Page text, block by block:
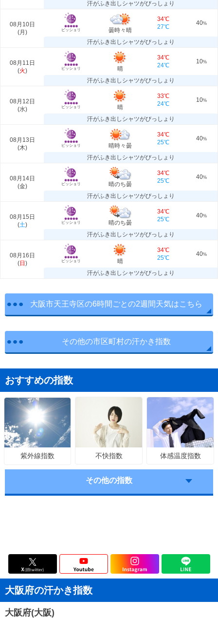
汗がふき出しシャツがびっしょり
08月10日
(月 ) ビッショリ 曇時々晴
34℃
27℃
40%
汗がふき出しシャツがびっしょり
08月11日
(火) ビッショリ 晴
34℃
24℃
10%
汗がふき出しシャツがびっしょり
08月12日
(水) ビッショリ 晴
33℃
24℃
10%
汗がふき出しシャツがびっしょり
08月13日
(木) ビッショリ 晴時々曇
34℃
25℃
40%
汗がふき出しシャツがびっしょり
08月14日
(金) ビッショリ 晴のち曇
34℃
25℃
40%
汗がふき出しシャツがびっしょり
08月15日
(土) ビッショリ 晴のち曇
34℃
25℃
40%
汗がふき出しシャツがびっしょり
08月16日
(日 ) ビッショリ 晴
34℃
25℃
40%
汗がふき出しシャツがびっしょり
大阪市天王寺区の6時間ごとの2週間天気はこちら
その他の市区町村の汗かき指数
おすすめの指数
紫外線指数 不快指数 体感温度指数
その他の指数
大阪府の汗かき指数
大阪府(大阪)